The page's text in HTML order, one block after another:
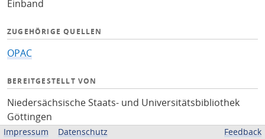
Einband
ZUGEHÖRIGE QUELLEN
OPAC
BEREITGESTELLT VON
Niedersächsische Staats- und Universitätsbibliothek
Göttingen
Impressum Datenschutz Feedback